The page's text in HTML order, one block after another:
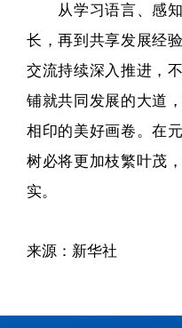
从学习语言、感知
长，再到共享发展经
交流持续深入推进，
铺就共同发展的大道
相印的美好画卷。在
树必将更加枝繁叶茂
实。
来源：新华社